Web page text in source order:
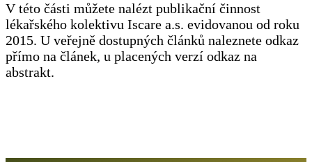
V této části můžete nalézt publikační činnost
lékařského kolektivu Iscare a.s. evidovanou od roku
2015. U veřejně dostupných článků naleznete odkaz
přímo na článek, u placených verzí odkaz na
abstrakt.